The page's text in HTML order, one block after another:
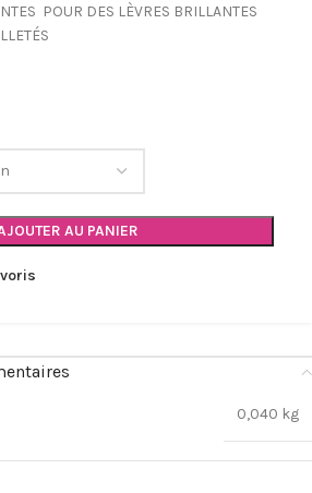
POUR DES LÈVRES BRILLANTES
AU PANIER
0,040 kg